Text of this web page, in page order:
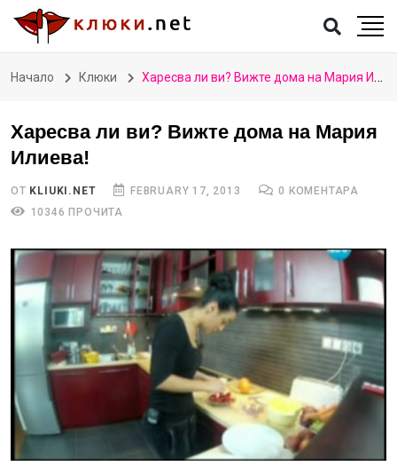
Начало Клюки Харесва ли ви? Вижте дома на Мария Илиева!
Харесва ли ви? Вижте дома на Мария
Илиева!
ОТ KLIUKI.NET FEBRUARY 17, 2013
0 КОМЕНТАРА
10346 ПРОЧИТА